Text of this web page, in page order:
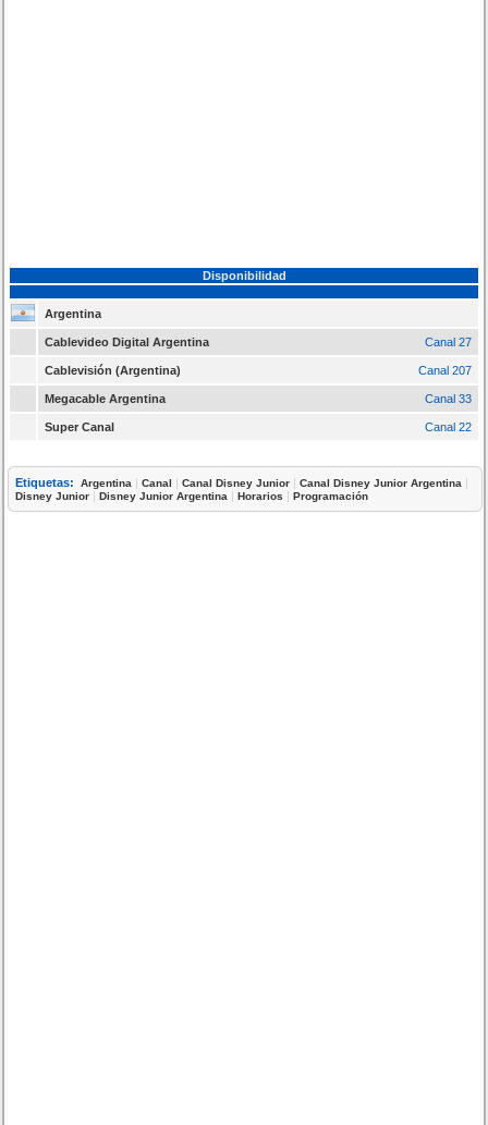
Disponibilidad
Argentina
Cablevideo Digital Argentina Canal 27
Cablevisión (Argentina) Canal 207
Megacable Argentina Canal 33
Super Canal Canal 22
Etiquetas: Argentina |Canal |Canal Disney Junior |Canal Disney Junior Argentina |
Disney Junior |Disney Junior Argentina |Horarios |Programación